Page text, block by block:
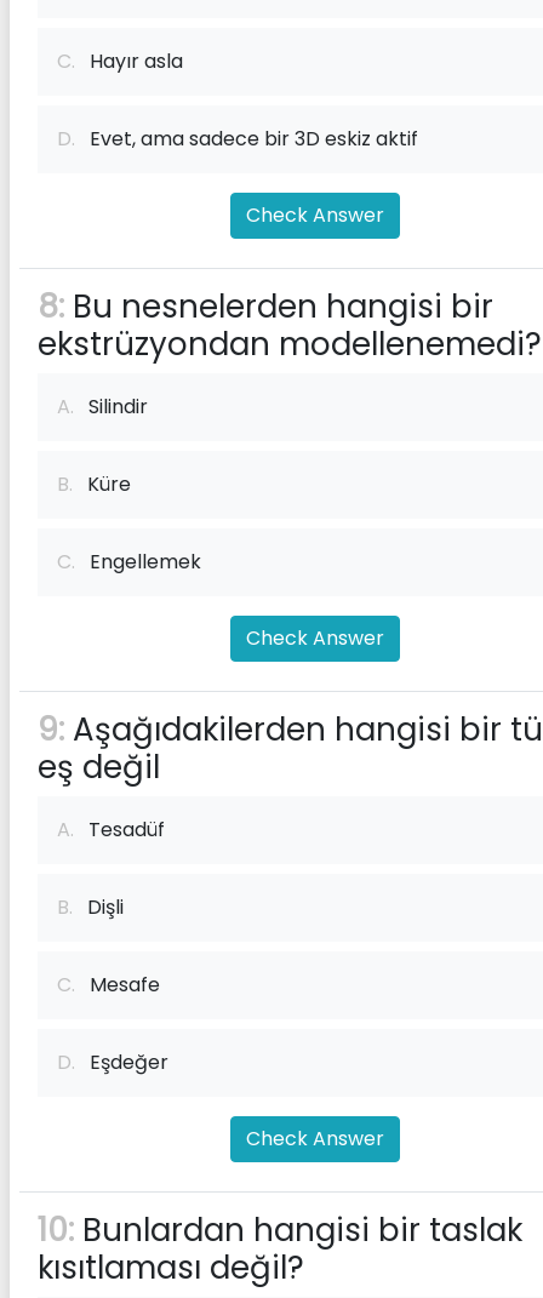
C. Hayır asla
D. Evet, ama sadece bir 3D eskiz aktif
Check Answer
8: Bu nesnelerden hangisi bir
ekstrüzyondan modellenemedi?
A. Silindir
B. Küre
C. Engellemek
Check Answer
9: Aşağıdakilerden hangisi bir
eş değil
A. Tesadüf
B. Dişli
C. Mesafe
D. Eşdeğer
Check Answer
10: Bunlardan hangisi bir taslak
kısıtlaması değil?